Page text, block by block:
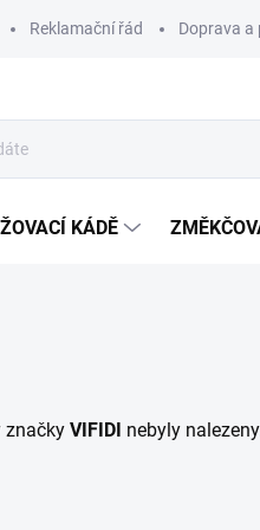
Reklamační řád Doprava a
KÁDĚ
značky VIFIDI nebyly